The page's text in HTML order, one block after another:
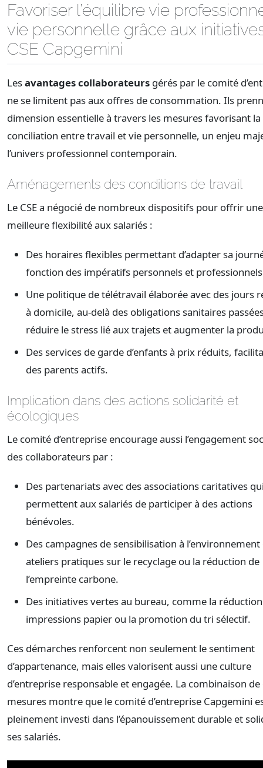
Favoriser l’équilibre vie
vie personnelle grâce aux
CSE Capgemini
Lesavantages collaborateurs gérés par le comité
ne se limitent pas aux offres de consommation. Ils
dimension essentielle à travers les mesures favorisant la
conciliation entre travail et vie personnelle, un enjeu
l’univers professionnel contemporain.
Aménagements des conditions de travail
Le CSE a négocié de nombreux dispositifs pour offrir une
meilleure flexibilité aux salariés :
Des horaires flexibles permettant d’adapter sa
fonction des impératifs personnels et
Une politique de télétravail élaborée avec des jours
à domicile, au-delà des obligations sanitaires
réduire le stress lié aux trajets et augmenter la
Des services de garde d’enfants à prix réduits,
des parents actifs.
Implication dans des actions solidarité et
écologiques
Le comité d’entreprise encourage aussi l’engagement
des collaborateurs par :
Des partenariats avec des associations caritatives
permettent aux salariés de participer à des actions
bénévoles.
Des campagnes de sensibilisation à l’environnement
ateliers pratiques sur le recyclage ou la réduction de
l’empreinte carbone.
Des initiatives vertes au bureau, comme la
impressions papier ou la promotion du tri sélectif.
Ces démarches renforcent non seulement le sentiment
d’appartenance, mais elles valorisent aussi une culture
d’entreprise responsable et engagée. La combinaison de
mesures montre que le comité d’entreprise Capgemini
pleinement investi dans l’épanouissement durable et
ses salariés.